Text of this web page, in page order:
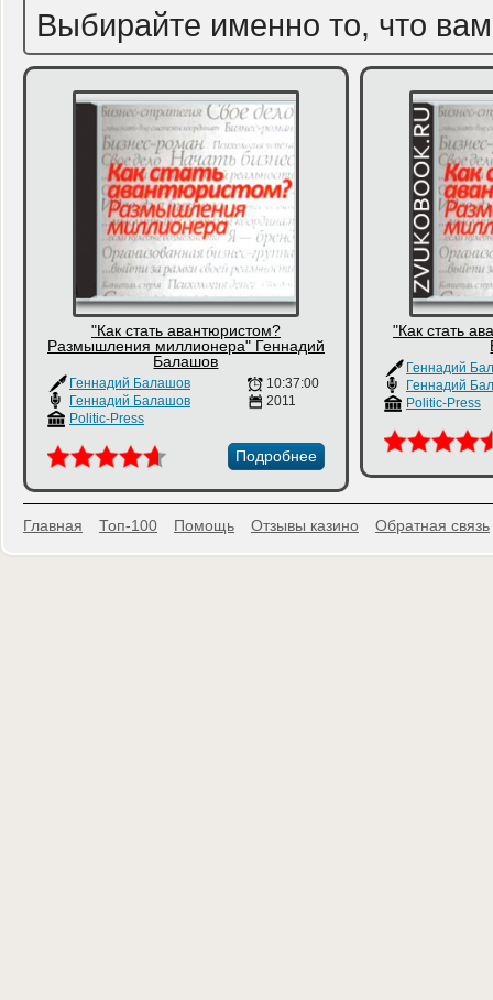
Выбирайте именно то, что
"Как стать авантюристом?
Размышления миллионера" Геннадий
Балашов
Геннадий Балашов
Геннадий Балашов
Politic-Press
10:37:00
2011
Подробнее
"Как стать
Геннадий
Геннадий
Politic-Press
Главная Топ-100 Помощь Отзывы казино Обратная связь